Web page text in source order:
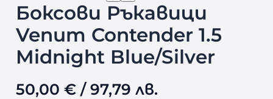
Боксови Ръкавици
Venum Contender 1.5
Midnight Blue/Silver
50,00 €/ 97,79 лв.